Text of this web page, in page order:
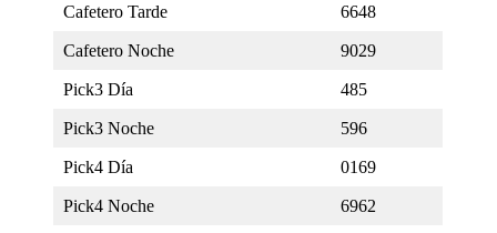
Cafetero Tarde 6648
Cafetero Noche 9029
Pick3 Día 485
Pick3 Noche 596
Pick4 Día 0169
Pick4 Noche 6962